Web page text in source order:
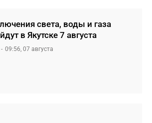
света, воды и газа
в Якутске 7 августа
09:56, 07 августа